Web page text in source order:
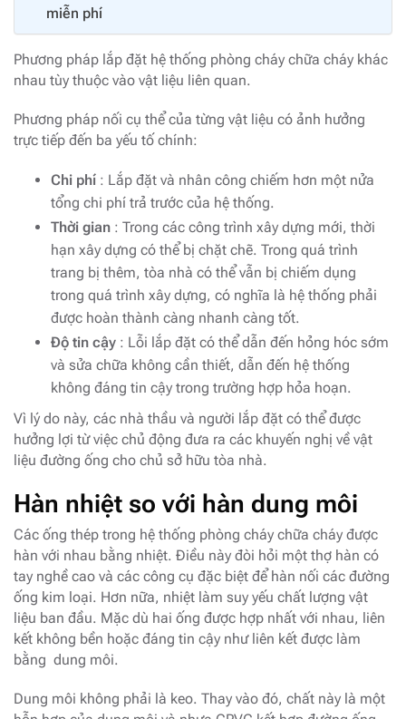
miễn phí
Phương pháp lắp đặt hệ thống phòng cháy chữa cháy khác
nhau tùy thuộc vào vật liệu liên quan.
Phương pháp nối cụ thể của từng vật liệu có ảnh hưởng
trực tiếp đến ba yếu tố chính:
Chi phí: Lắp đặt và nhân công chiếm hơn một nửa
tổng chi phí trả trước của hệ thống.
Thời gian: Trong các công trình xây dựng mới, thời
hạn xây dựng có thể bị chặt chẽ. Trong quá trình
trang bị thêm, tòa nhà có thể vẫn bị chiếm dụng
trong quá trình xây dựng, có nghĩa là hệ thống phải
được hoàn thành càng nhanh càng tốt.
Độ tin cậy: Lỗi lắp đặt có thể dẫn đến hỏng hóc sớm
và sửa chữa không cần thiết, dẫn đến hệ thống
không đáng tin cậy trong trường hợp hỏa hoạn.
Vì lý do này, các nhà thầu và người lắp đặt có thể được
hưởng lợi từ việc chủ động đưa ra các khuyến nghị về vật
liệu đường ống cho chủ sở hữu tòa nhà.
Hàn nhiệt so với hàn dung môi
Các ống thép trong hệ thống phòng cháy chữa cháy được
hàn với nhau bằng nhiệt. Điều này đòi hỏi một thợ hàn có
tay nghề cao và các công cụ đặc biệt để hàn nối các đường
ống kim loại. Hơn nữa, nhiệt làm suy yếu chất lượng vật
liệu ban đầu. Mặc dù hai ống được hợp nhất với nhau, liên
kết không bền hoặc đáng tin cậy như liên kết được làm
bằng dung môi.
Dung môi không phải là keo. Thay vào đó, chất này là một